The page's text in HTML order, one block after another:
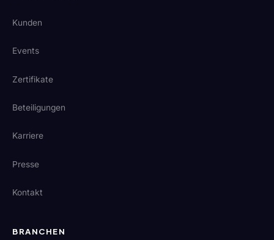
Kunden
Events
Zertifikate
Beteiligungen
Karriere
Presse
Kontakt
BRANCHEN